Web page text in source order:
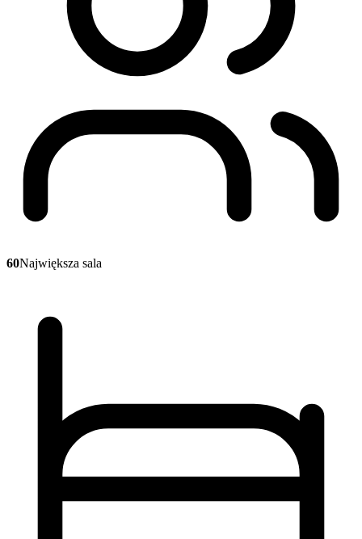
60Największa sala